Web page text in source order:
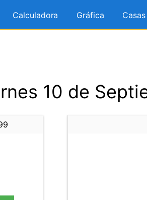
Calculadora Gráfica
10 de